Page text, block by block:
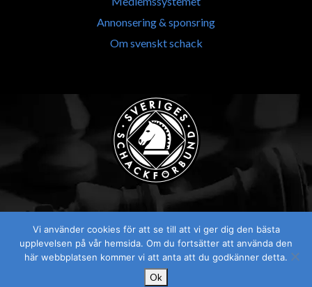
Annonsering & sponsring
Om svenskt schack
Visselblåsaren
Vi använder cookies för att se till att vi ger dig den bästa
upplevelsen på vår hemsida. Om du fortsätter att använda den
här webbplatsen kommer vi att anta att du godkänner detta.
Ok